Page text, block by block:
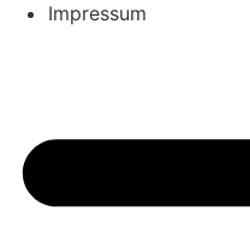
Impressum